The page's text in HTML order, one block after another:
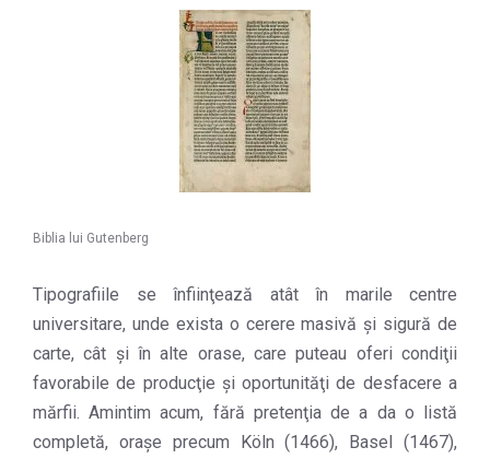
Biblia lui Gutenberg
Tipografiile se înfiinţează atât în marile centre
universitare, unde exista o cerere masivă şi sigură de
carte, cât şi în alte orase, care puteau oferi condiţii
favorabile de producţie şi oportunităţi de desfacere a
mărfii. Amintim acum, fără pretenţia de a da o listă
completă, oraşe precum Köln (1466), Basel (1467),